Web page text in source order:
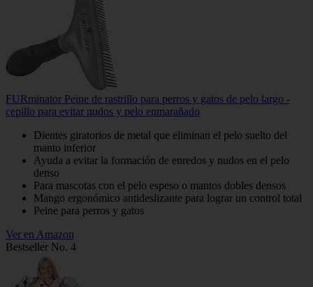
FURminator Peine de rastrillo para perros y gatos de pelo largo -
cepillo para evitar nudos y pelo enmarañado
Dientes giratorios de metal que eliminan el pelo suelto del
manto inferior
Ayuda a evitar la formación de enredos y nudos en el pelo
denso
Para mascotas con el pelo espeso o mantos dobles densos
Mango ergonómico antideslizante para lograr un control total
Peine para perros y gatos
Ver en Amazon
Bestseller No. 4